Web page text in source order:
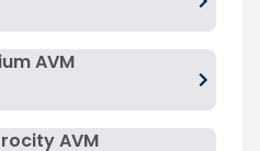
AVM
AVM